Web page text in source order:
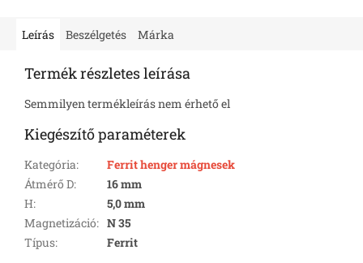
Leírás Beszélgetés Márka
Termék részletes leírása
Semmilyen termékleírás nem érhető el
Kiegészítő paraméterek
Kategória:
Ferrit henger mágnesek
Átmérő D:
16 mm
H:
5,0 mm
Magnetizáció: N 35
Típus: Ferrit